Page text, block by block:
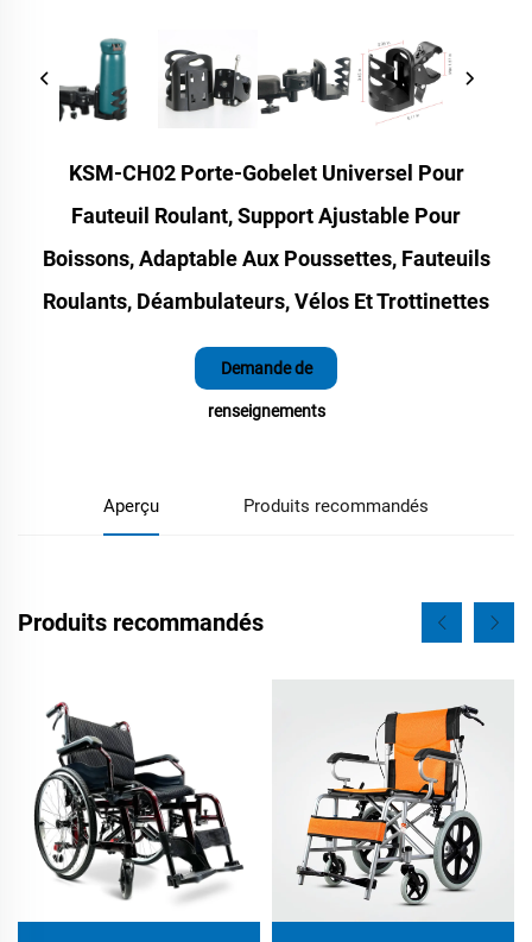
KSM-CH02 Porte-Gobelet Universel Pour
Fauteuil Roulant, Support Ajustable Pour
Boissons, Adaptable Aux Poussettes, Fauteuils
Roulants, Déambulateurs, Vélos Et Trottinettes
Demande de
renseignements
Aperçu Produits recommandés
Produits recommandés